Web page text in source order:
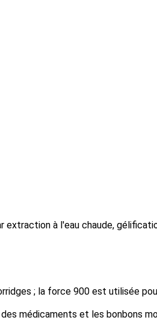
extraction à l'eau chaude,
; la force 900 est utilisée
médicaments et les bonbons